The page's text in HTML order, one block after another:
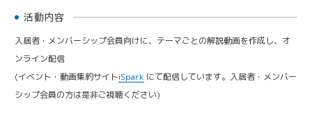
活動内容
入居者・メンバーシップ会員向けに、テーマごとの解説動画を作成し、オ
ンライン配信
(イベント・動画集約サイトiSpark にて配信しています。入居者・メンバー
シップ会員の方は是非ご視聴ください)